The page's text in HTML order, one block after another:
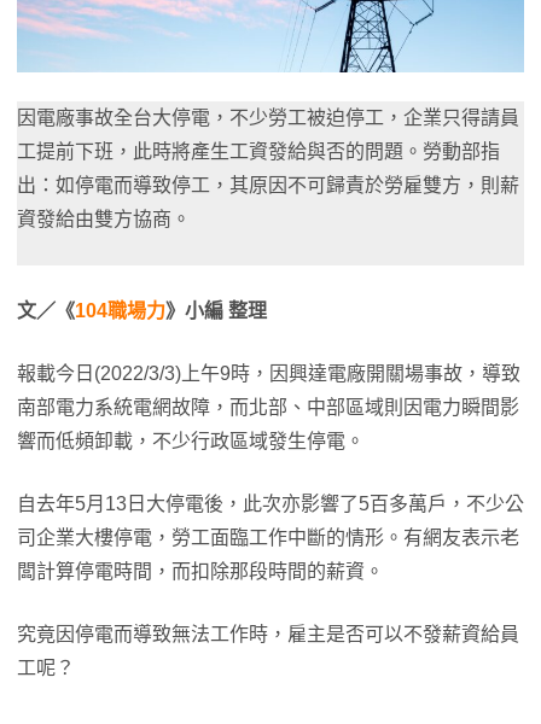
因電廠事故全台大停電，不少勞工被迫停工，企業只得請員
工提前下班，此時將產生工資發給與否的問題。勞動部指
出：如停電而導致停工，其原因不可歸責於勞雇雙方，則薪
資發給由雙方協商。
文／《104職場力》小編 整理
報載今日(2022/3/3)上午9時，因興達電廠開關場事故，導致
南部電力系統電網故障，而北部、中部區域則因電力瞬間影
響而低頻卸載，不少行政區域發生停電。
自去年5月13日大停電後，此次亦影響了5百多萬戶，不少公
司企業大樓停電，勞工面臨工作中斷的情形。有網友表示老
闆計算停電時間，而扣除那段時間的薪資。
究竟因停電而導致無法工作時，雇主是否可以不發薪資給員
工呢？